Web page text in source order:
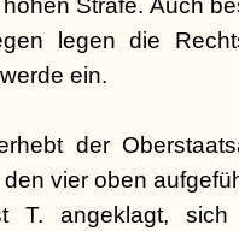
Strafe. Auch
legen die
ein.
der
vier oben
T. angeklagt,